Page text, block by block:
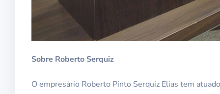
Sobre Roberto Serquiz
O empresário Roberto Pinto Serquiz Elias tem